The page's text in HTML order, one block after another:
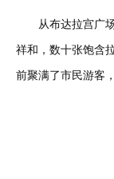
从布达拉宫广场
祥和，数十张饱含
前聚满了市民游客